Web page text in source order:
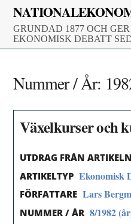
Skip
content
GRUNDAD 1877 OCH
EKONOMISK DEBATT
Nummer / År:
Växelkurser och
UTDRAG FRÅN ARTIKELN
ARTIKELTYP Ekonomisk
FÖRFATTARE Lars
NUMMER / ÅR 8/1982